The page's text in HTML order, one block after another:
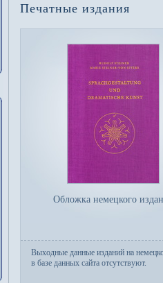
Печатные издания
Обложка немецкого
Выходные данные изданий на
в базе данных сайта отсутствуют.